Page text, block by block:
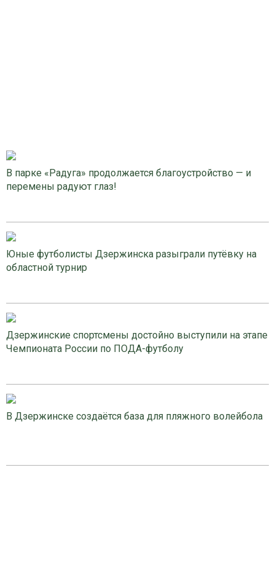
В парке «Радуга» продолжается благоустройство — и
перемены радуют глаз!
Юные футболисты Дзержинска разыграли путёвку на
областной турнир
Дзержинские спортсмены достойно выступили на этапе
Чемпионата России по ПОДА-футболу
В Дзержинске создаётся база для пляжного волейбола